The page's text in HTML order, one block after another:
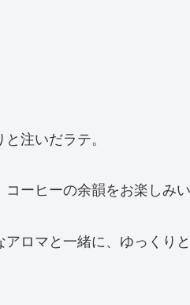
注いだラテ。
ーヒーの余韻をお楽しみい
ロマと一緒に、ゆっくり